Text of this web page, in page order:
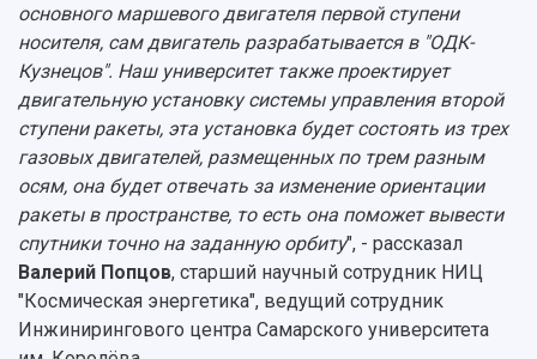
основного маршевого двигателя первой ступени
носителя, сам двигатель разрабатывается в "ОДК-
Кузнецов". Наш университет также проектирует
двигательную установку системы управления второй
ступени ракеты, эта установка будет состоять из трех
газовых двигателей, размещенных по трем разным
осям, она будет отвечать за изменение ориентации
ракеты в пространстве, то есть она поможет вывести
спутники точно на заданную орбиту", - рассказал
Валерий Попцов, старший научный сотрудник НИЦ
"Космическая энергетика", ведущий сотрудник
Инжинирингового центра Самарского университета